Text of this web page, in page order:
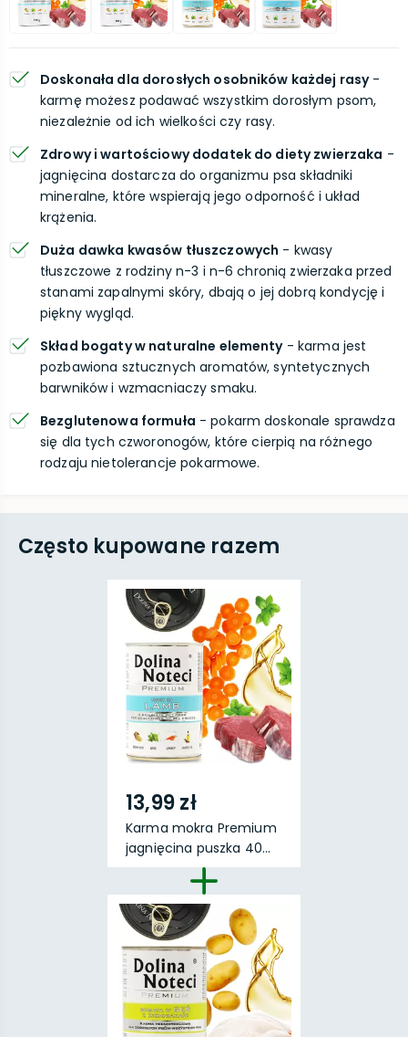
Doskonała dla dorosłych osobników każdej rasy-
karmę możesz podawać wszystkim dorosłym psom,
niezależnie od ich wielkości czy rasy.
Zdrowy i wartościowy dodatek do diety zwierzaka -
jagnięcina dostarcza do organizmu psa składniki
mineralne, które wspierają jego odporność i układ
krążenia.
Duża dawka kwasów tłuszczowych - kwasy
tłuszczowe z rodziny n-3 i n-6 chronią zwierzaka przed
stanami zapalnymi skóry, dbają o jej dobrą kondycję i
piękny wygląd.
Skład bogaty w naturalne elementy- karma jest
pozbawiona sztucznych aromatów, syntetycznych
barwników i wzmacniaczy smaku.
Bezglutenowa formuła - pokarm doskonale sprawdza
się dla tych czworonogów, które cierpią na różnego
rodzaju nietolerancje pokarmowe.
Często kupowane razem
13,99 zł
Karma mokra Premium
jagnięcina puszka 40...